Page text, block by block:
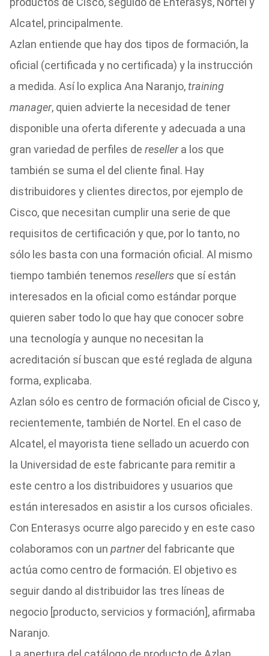
Alcatel, principalmente.
Azlan entiende que hay dos tipos de formación, la
oficial (certificada y no certificada) y la instrucción
a medida. Así lo explica Ana Naranjo,training
manager, quien advierte la necesidad de tener
disponible una oferta diferente y adecuada a una
gran variedad de perfiles de resellera los que
también se suma el del cliente final. Hay
distribuidores y clientes directos, por ejemplo de
Cisco, que necesitan cumplir una serie de que
requisitos de certificación y que, por lo tanto, no
sólo les basta con una formación oficial. Al mismo
tiempo también tenemos resellersque sí están
interesados en la oficial como estándar porque
quieren saber todo lo que hay que conocer sobre
una tecnología y aunque no necesitan la
acreditación sí buscan que esté reglada de alguna
forma, explicaba.
Azlan sólo es centro de formación oficial de Cisco y,
recientemente, también de Nortel. En el caso de
Alcatel, el mayorista tiene sellado un acuerdo con
la Universidad de este fabricante para remitir a
este centro a los distribuidores y usuarios que
están interesados en asistir a los cursos oficiales.
Con Enterasys ocurre algo parecido y en este caso
colaboramos con un partnerdel fabricante que
actúa como centro de formación. El objetivo es
seguir dando al distribuidor las tres líneas de
negocio [producto, servicios y formación], afirmaba
Naranjo.